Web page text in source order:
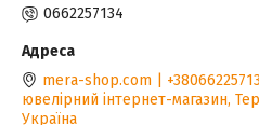
0662257134
mera-shop.com |
ювелірний інтернет-магазин,
Україна